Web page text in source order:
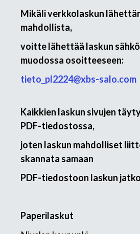
Mikäli verkkolaskun
mahdollista,
voitte lähettää laskun
muodossa osoitteeseen:
tieto_pl2224@xbs-salo.com
Kaikkien laskun sivujen
PDF-tiedostossa,
joten laskun mahdolliset
skannata samaan
PDF-tiedostoon laskun
Paperilaskut